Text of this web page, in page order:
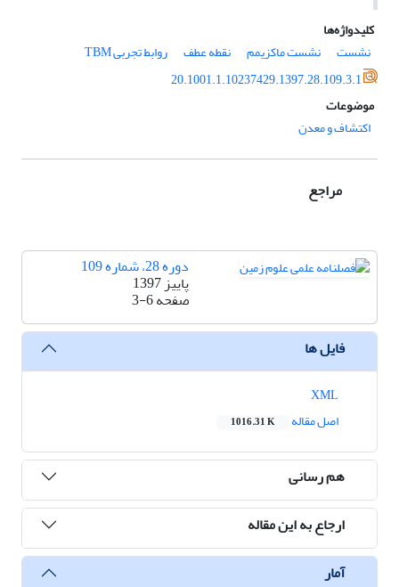
کلیدواژه‌ها
نشست
نشست ماکزیمم نقطه عطف
روابط تجربی TBM
20.1001.1.10237429.1397.28.109.3.1
موضوعات
اکتشاف و معدن
مراجع
دوره 28، شماره 109
پاییز 1397
صفحه3-6
فایل ها
اصل مقاله
1016.31 K
هم رسانی
ارجاع به این مقاله
آمار